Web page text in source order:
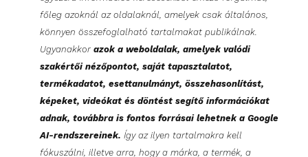
főleg azoknál az oldalaknál, amelyek csak általános,
könnyen összefoglalható tartalmakat publikálnak.
Ugyanakkor azok a weboldalak, amelyek valódi
szakértői nézőpontot, saját tapasztalatot,
termékadatot, esettanulmányt, összehasonlítást,
képeket, videókat és döntést segítő információkat
adnak, továbbra is fontos forrásai lehetnek a Google
AI-rendszereinek. Így az ilyen tartalmakra kell
fókuszálni, illetve arra, hogy a márka, a termék, a